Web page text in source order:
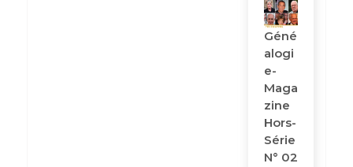
Géné
Alogi
E-
Maga
Zine
Hors-
Série
N° 02